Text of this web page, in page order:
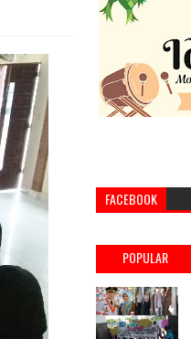
FACEBOOK
POPULAR